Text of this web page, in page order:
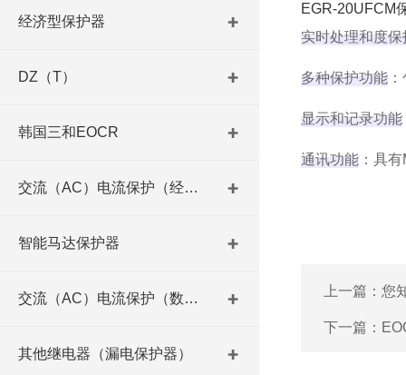
经济型保护器
DZ（T）
韩国三和EOCR
交流（AC）电流保护（经济型）
智能马达保护器
交流（AC）电流保护（数码型）
其他继电器（漏电保护器）
EGR-20UFCM
实时处理和度保
多种保护功能：
显示和记录功能
通讯功能：具有
上一篇： 您
下一篇：